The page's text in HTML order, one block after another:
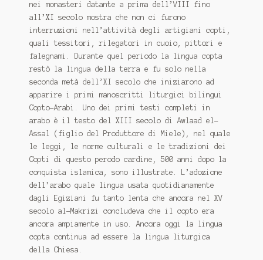
nei monasteri datante a prima dell’VIII fino
all’XI secolo mostra che non ci furono
interruzioni nell’attività degli artigiani copti,
quali tessitori, rilegatori in cuoio, pittori e
falegnami. Durante quel periodo la lingua copta
restò la lingua della terra e fu solo nella
seconda metà dell’XI secolo che iniziarono ad
apparire i primi manoscritti liturgici bilingui
Copto-Arabi. Uno dei primi testi completi in
arabo è il testo del XIII secolo di Awlaad el-
Assal (figlio del Produttore di Miele), nel quale
le leggi, le norme culturali e le tradizioni dei
Copti di questo perodo cardine, 500 anni dopo la
conquista islamica, sono illustrate. L’adozione
dell’arabo quale lingua usata quotidianamente
dagli Egiziani fu tanto lenta che ancora nel XV
secolo al-Makrizi concludeva che il copto era
ancora ampiamente in uso. Ancora oggi la lingua
copta continua ad essere la lingua liturgica
della Chiesa.